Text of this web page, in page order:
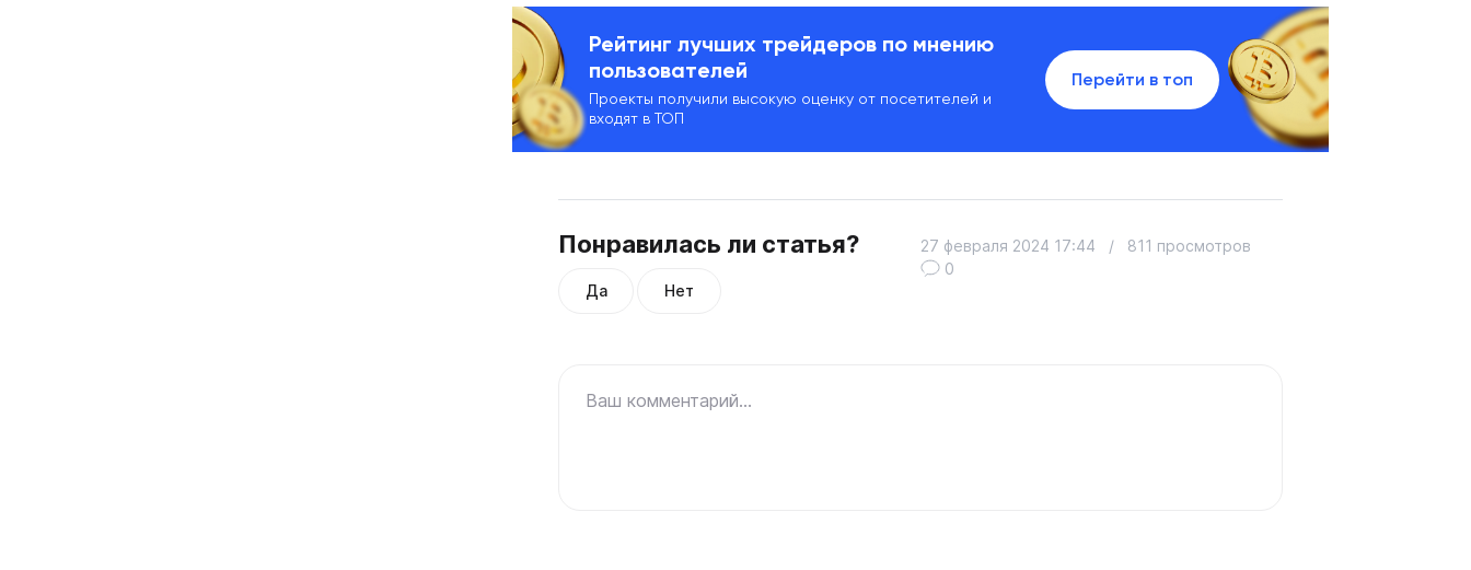
Рейтинг лучших трейдеров по мнению
пользователей
Проекты получили высокую оценку от посетителей и
входят в ТОП
Перейти в топ
Понравилась ли статья?
Да Нет
27 февраля 2024 17:44 /
811 просмотров
0
Ваш комментарий...